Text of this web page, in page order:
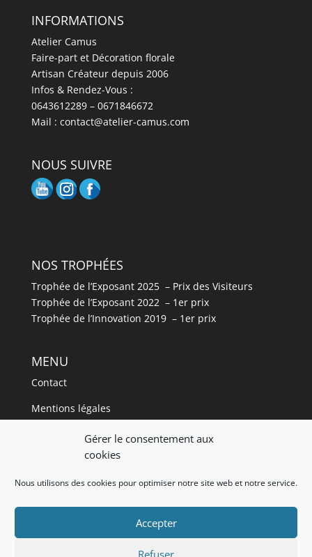
Gérer le consentement aux
cookies
Nous utilisons des cookies pour optimiser notre site web et notre service.
Accepter
Refuser
INFORMATIONS
Atelier Camus
Faire-part et Décoration florale
Artisan Créateur depuis 2006
Infos & Rendez-Vous :
0643612289 – 0671846672
Mail : contact@atelier-camus.com
NOUS SUIVRE
NOS TROPHÉES
Trophée de l’Exposant 2025 – Prix des Visiteurs
Trophée de l’Exposant 2022 – 1er prix
Trophée de l’Innovation 2019 – 1er prix
MENU
Contact
Mentions légales
Plan de site
Accès VIP
Wedding Designer